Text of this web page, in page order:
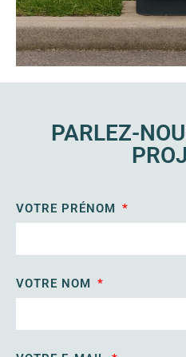
PARLEZ-
VOTRE PRÉNOM
VOTRE NOM